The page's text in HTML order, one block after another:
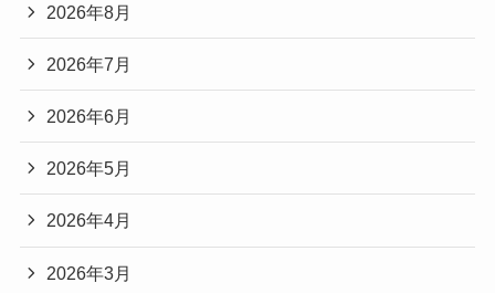
2026年8月
2026年7月
2026年6月
2026年5月
2026年4月
2026年3月